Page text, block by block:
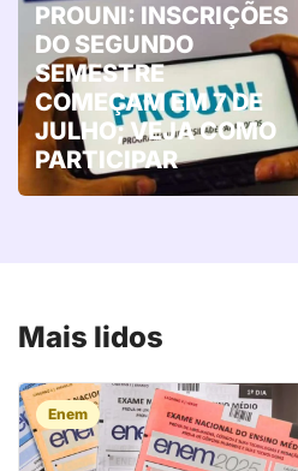
PROUNI: INSCRIÇÕES
DO SEGUNDO
SEMESTRE
COMEÇAM EM 7 DE
JULHO; VEJA COMO
PARTICIPAR
Mais lidos
Enem